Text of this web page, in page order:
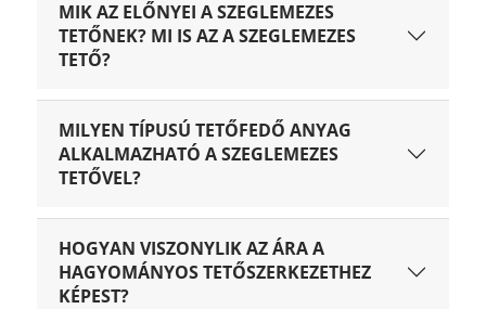
MIK AZ ELŐNYEI A SZEGLEMEZES
TETŐNEK? MI IS AZ A SZEGLEMEZES
TETŐ?
MILYEN TÍPUSÚ TETŐFEDŐ ANYAG
ALKALMAZHATÓ A SZEGLEMEZES
TETŐVEL?
HOGYAN VISZONYLIK AZ ÁRA A
HAGYOMÁNYOS TETŐSZERKEZETHEZ
KÉPEST?